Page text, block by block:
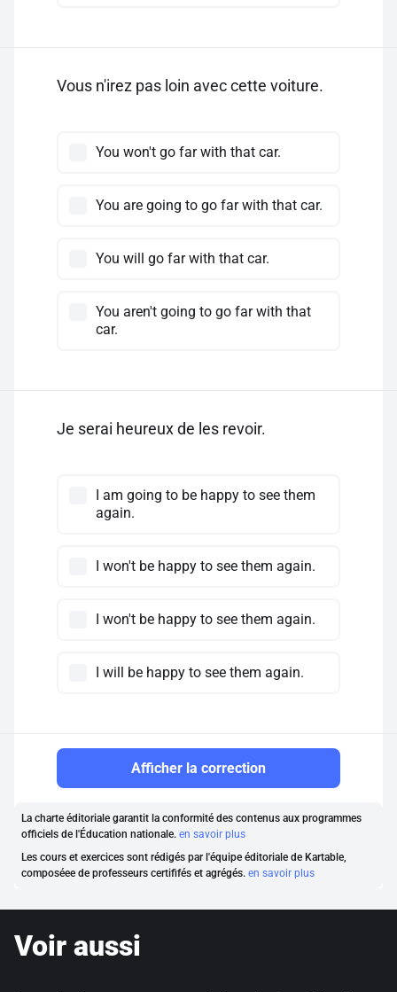
Vous n'irez pas loin avec cette voiture.
You won't go far with that car.
You are going to go far with that car.
You will go far with that car.
You aren't going to go far with that
car.
Je serai heureux de les revoir.
I am going to be happy to see them
again.
I won't be happy to see them again.
I won't be happy to see them again.
I will be happy to see them again.
Afficher la correction
La charte éditoriale garantit la conformité des contenus aux programmes
officiels de l'Éducation nationale. en savoir plus
Les cours et exercices sont rédigés par l'équipe éditoriale de Kartable,
composéee de professeurs certififés et agrégés. en savoir plus
Voir aussi